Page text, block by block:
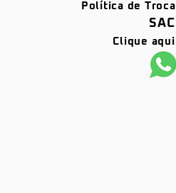
Política de Troca
SAC
Clique aqui